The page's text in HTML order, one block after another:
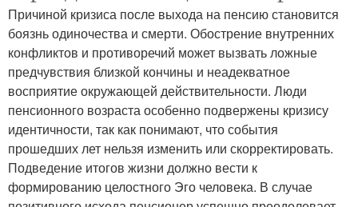
Причиной кризиса после выхода на пенсию становится
боязнь одиночества и смерти. Обострение внутренних
конфликтов и противоречий может вызвать ложные
предчувствия близкой кончины и неадекватное
восприятие окружающей действительности. Люди
пенсионного возраста особенно подвержены кризису
идентичности, так как понимают, что события
прошедших лет нельзя изменить или скорректировать.
Подведение итогов жизни должно вести к
формированию целостного Эго человека. В случае